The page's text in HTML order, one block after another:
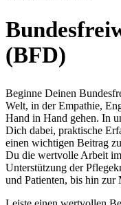
(BFD)
Beginne Deinen
Welt, in der Empathie,
Hand in Hand gehen. In
Dich dabei, praktische
einen wichtigen Beitrag
Du die wertvolle Arbeit
Unterstützung der
und Patienten, bis hin zur